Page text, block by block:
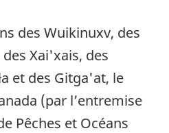
des Wuikinuxv, des
Xai'xais, des
et des Gitga'at, le
(par l’entremise
Pêches et Océans